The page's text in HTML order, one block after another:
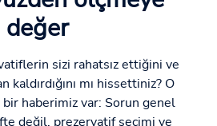
değer
sizi rahatsız ettiğini ve
kaldırdığını mı hissettiniz? O
bir haberimiz var: Sorun genel
değil, prezervatif seçimi ve